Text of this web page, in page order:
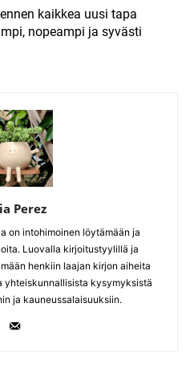
kaikkea uusi tapa
nopeampi ja syvästi
Perez
on intohimoinen löytämään ja
Luovalla kirjoitustyylillä ja
henkiin laajan kirjon aiheita
yhteiskunnallisista kysymyksistä
ja kauneussalaisuuksiin.